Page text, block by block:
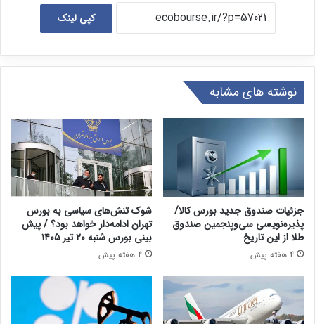
کپی لینک
نوشته های مشابه
جزئیات صندوق جدید بورس کالا/
پذیره‌نویسی سی‌وپنجمین صندوق
طلا از این تاریخ
4 هفته پیش
شوک تنش‌های سیاسی به بورس
تهران ادامه‌دار خواهد بود؟ / پیش
بینی بورس شنبه ۲۰ تیر ۱۴۰۵
4 هفته پیش